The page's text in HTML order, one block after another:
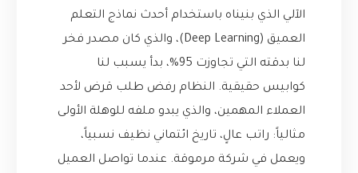
الآلي الذي بنيناه باستخدام أحدث نماذج التعلم
العميق (Deep Learning)، والذي كان مصدر فخر
لنا بدقته التي تجاوزت 95%، بدأ يسبب لنا
كوابيس حقيقية. النظام رفض طلب قرض لأحد
العملاء المهمين، والذي يبدو ملفه للوهلة الأولى
مثالياً: راتب عالٍ، تاريخ ائتماني نظيف نسبياً،
ويعمل في شركة مرموقة. عندما تواصل العميل